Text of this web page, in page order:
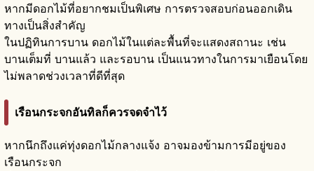
หากมีดอกไม้ที่อยากชมเป็นพิเศษ การตรวจสอบก่อนออกเดิน
ทางเป็นสิ่งสำคัญ
ในปฏิทินการบาน ดอกไม้ในแต่ละพื้นที่จะแสดงสถานะ เช่น
บานเต็มที่ บานแล้ว และรอบาน เป็นแนวทางในการมาเยือนโดย
ไม่พลาดช่วงเวลาที่ดีที่สุด
เรือนกระจกอันทิลก็ควรจดจำไว้
หากนึกถึงแค่ทุ่งดอกไม้กลางแจ้ง อาจมองข้ามการมีอยู่ของ
เรือนกระจก